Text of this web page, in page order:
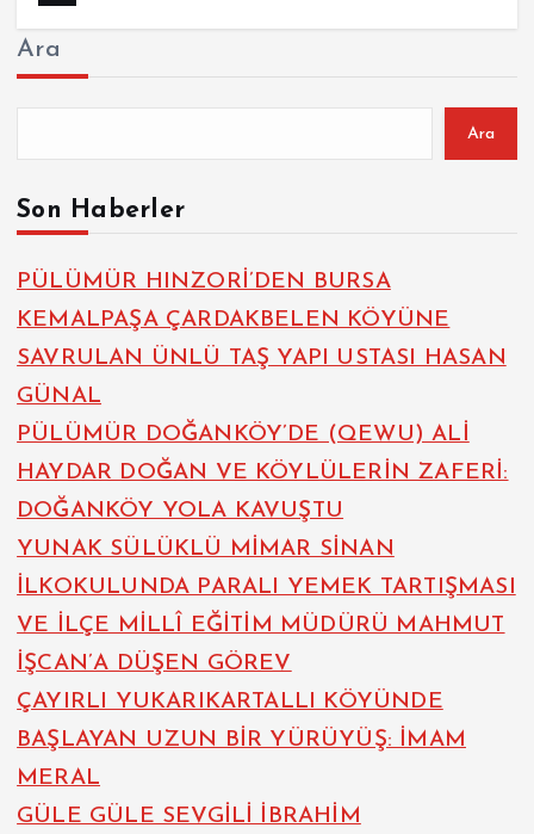
Ara
Ara
Son Haberler
PÜLÜMÜR HINZORİ’DEN BURSA
KEMALPAŞA ÇARDAKBELEN KÖYÜNE
SAVRULAN ÜNLÜ TAŞ YAPI USTASI HASAN
GÜNAL
PÜLÜMÜR DOĞANKÖY’DE (QEWU) ALİ
HAYDAR DOĞAN VE KÖYLÜLERİN ZAFERİ:
DOĞANKÖY YOLA KAVUŞTU
YUNAK SÜLÜKLÜ MİMAR SİNAN
İLKOKULUNDA PARALI YEMEK TARTIŞMASI
VE İLÇE MİLLÎ EĞİTİM MÜDÜRÜ MAHMUT
İŞCAN’A DÜŞEN GÖREV
ÇAYIRLI YUKARIKARTALLI KÖYÜNDE
BAŞLAYAN UZUN BİR YÜRÜYÜŞ: İMAM
MERAL
GÜLE GÜLE SEVGİLİ İBRAHİM